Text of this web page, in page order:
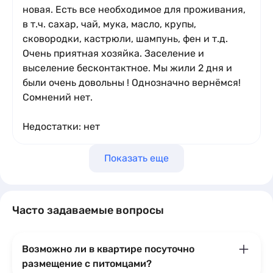
новая. Есть все необходимое для проживания,
в т.ч. сахар, чай, мука, масло, крупы,
сковородки, кастрюли, шампунь, фен и т.д.
Очень приятная хозяйка. Заселение и
выселение бесконтактное. Мы жили 2 дня и
были очень довольны ! Однозначно вернёмся!
Сомнений нет.
Недостатки: нет
Показать еще
Часто задаваемые вопросы
Возможно ли в квартире посуточно
размещение с питомцами?